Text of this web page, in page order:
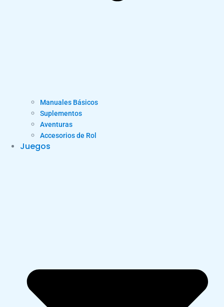
Manuales Básicos
Suplementos
Aventuras
Accesorios de Rol
Juegos